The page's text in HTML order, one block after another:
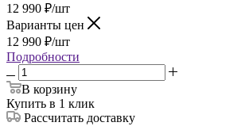
12 990 ₽/шт
Варианты цен
12 990 ₽/шт
Подробности
В корзину
Купить в 1 клик
Рассчитать доставку